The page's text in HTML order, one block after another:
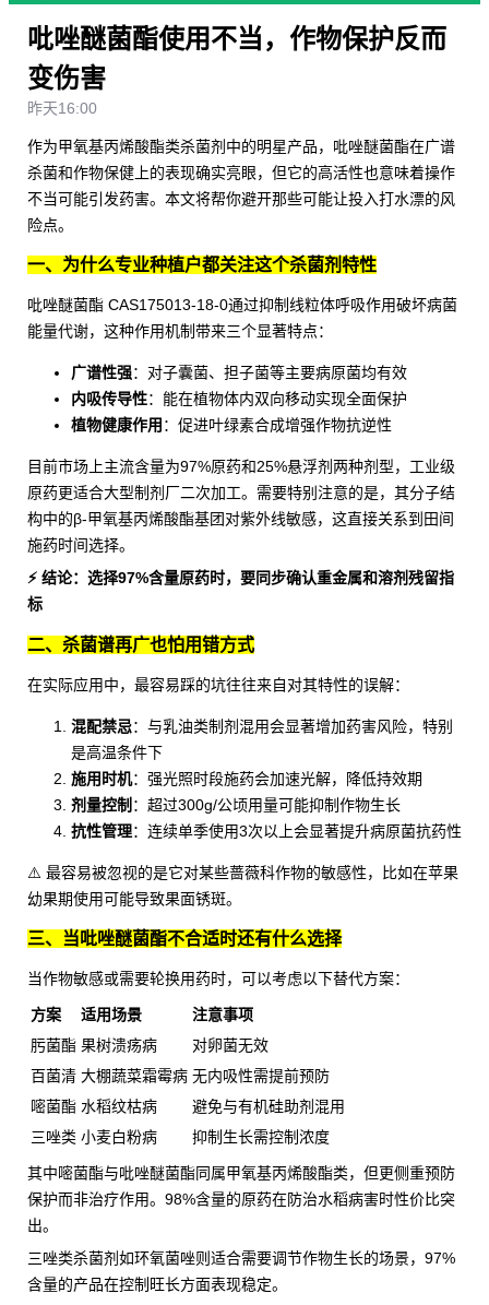
吡唑醚菌酯使用不当，作物保护反而
变伤害
昨天16:00
作为甲氧基丙烯酸酯类杀菌剂中的明星产品， 吡唑醚菌酯在广谱
杀菌和作物保健上的表现确实亮眼，但它的高活性也意味着操作
不当可能引发药害。本文将帮你避开那些可能让投入打水漂的风
险点。
一、为什么专业种植户都关注这个杀菌剂特性
吡唑醚菌酯 CAS175013-18-0通过抑制线粒体呼吸作用破坏病菌
能量代谢，这种作用机制带来三个显著特点：
广谱性强：对子囊菌、担子菌等主要病原菌均有效
内吸传导性：能在植物体内双向移动实现全面保护
植物健康作用 ：促进叶绿素合成增强作物抗逆性
目前市场上主流含量为97%原药和25%悬浮剂两种剂型，工业级
原药更适合大型制剂厂二次加工。需要特别注意的是，其分子结
构中的β-甲氧基丙烯酸酯基团对紫外线敏感，这直接关系到田间
施药时间选择。
⚡ 结论：选择97%含量原药时，要同步确认重金属和溶剂残留指
标
二、杀菌谱再广也怕用错方式
在实际应用中，最容易踩的坑往往来自对其特性的误解：
混配禁忌：与乳油类制剂混用会显著增加药害风险，特别
是高温条件下
施用时机：强光照时段施药会加速光解，降低持效期
剂量控制 ：超过300g/公顷用量可能抑制作物生长
抗性管理：连续单季使用3次以上会显著提升病原菌抗药性
⚠️ 最容易被忽视的是它对某些蔷薇科作物的敏感性，比如在苹果
幼果期使用可能导致果面锈斑。
三、当吡唑醚菌酯不合适时还有什么选择
当作物敏感或需要轮换用药时，可以考虑以下替代方案：
方案 适用场景
注意事项
肟菌酯 果树溃疡病
对卵菌无效
百菌清 大棚蔬菜霜霉病 无内吸性需提前预防
嘧菌酯 水稻纹枯病
避免与有机硅助剂混用
三唑类 小麦白粉病 抑制生长需控制浓度
其中嘧菌酯与吡唑醚菌酯同属甲氧基丙烯酸酯类，但更侧重预防
保护而非治疗作用。98%含量的原药在防治水稻病害时性价比突
出。
三唑类杀菌剂如环氧菌唑则适合需要调节作物生长的场景，97%
含量的产品在控制旺长方面表现稳定。